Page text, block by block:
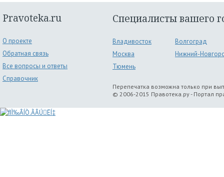
Pravoteka.ru
О проекте
Обратная связь
Все вопросы и ответы
Справочник
Специалисты вашего
Владивосток
Волгоград
Москва
Нижний-
Тюмень
Перепечатка возможна только при
© 2006-2015 Правотека.ру - Портал